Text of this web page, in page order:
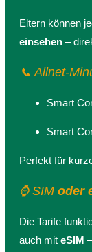
Eltern können
einsehen –
📞 Allnet-
Smart
Smart
Perfekt für
⌚ SIM oder
Die Tarife
auch mit eSIM